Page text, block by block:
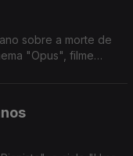
sobre a morte de
"Opus", filme